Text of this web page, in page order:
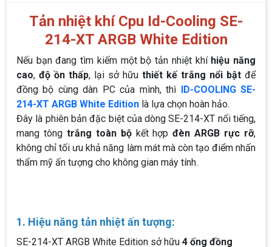
Tản nhiệt khí Cpu Id-Cooling SE-
214-XT ARGB White Edition
Nếu bạn đang tìm kiếm một bộ tản nhiệt khí hiệu năng
cao, độ ồn thấp, lại sở hữu thiết kế trắng nổi bật để
đồng bộ cùng dàn PC của mình, thì
ID-COOLING SE-
214-XT ARGB White Edition là lựa chọn hoàn hảo.
Đây là phiên bản đặc biệt của dòng SE-214-XT nổi tiếng,
mang tông trắng toàn bộkết hợpđèn ARGB rực rỡ,
không chỉ tối ưu khả năng làm mát mà còn tạo điểm nhấn
thẩm mỹ ấn tượng cho không gian máy tính.
1. Hiệu năng tản nhiệt ấn tượng:
SE-214-XT ARGB White Edition sở hữu 4 ống đồng